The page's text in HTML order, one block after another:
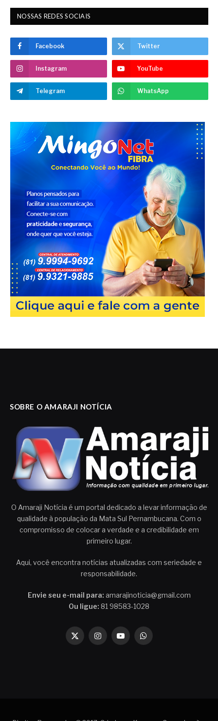
NOSSAS REDES SOCIAIS
Facebook Twitter
Instagram YouTube
Telegram WhatsApp
SOBRE O AMARAJI NOTÍCIA
O Amaraji Notícia é um portal dedicado a levar informação de
qualidade à população da Mata Sul Pernambucana. Com o
compromisso de colocar a verdade e a credibilidade em
primeiro lugar.
Aqui, você encontra notícias atualizadas com seriedade e
responsabilidade.
Envie seu e-mail para: amarajinoticia@gmail.com
Ou ligue: 81 98583-1028
X
InstagramYouTubeWhatsApp